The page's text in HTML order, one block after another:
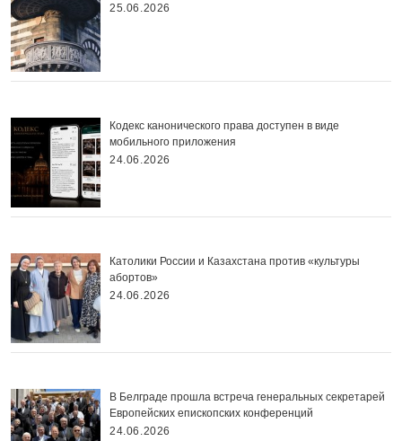
25.06.2026
Кодекс канонического права доступен в виде
мобильного приложения
24.06.2026
Католики России и Казахстана против «культуры
абортов»
24.06.2026
В Белграде прошла встреча генеральных секретарей
Европейских епископских конференций
24.06.2026